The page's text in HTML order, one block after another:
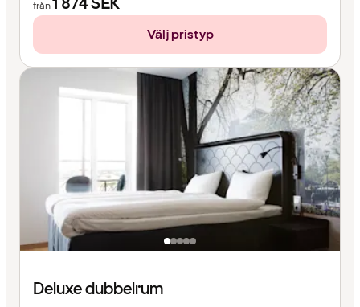
från
Välj pristyp
Deluxe dubbelrum